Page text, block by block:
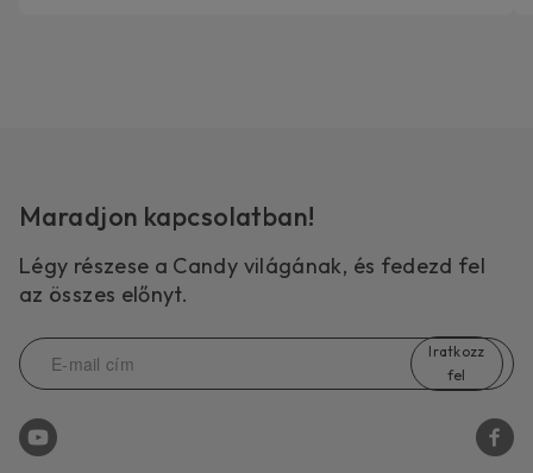
Maradjon kapcsolatban!
Légy részese a Candy világának, és fedezd fel
az összes előnyt.
Iratkozz
fel